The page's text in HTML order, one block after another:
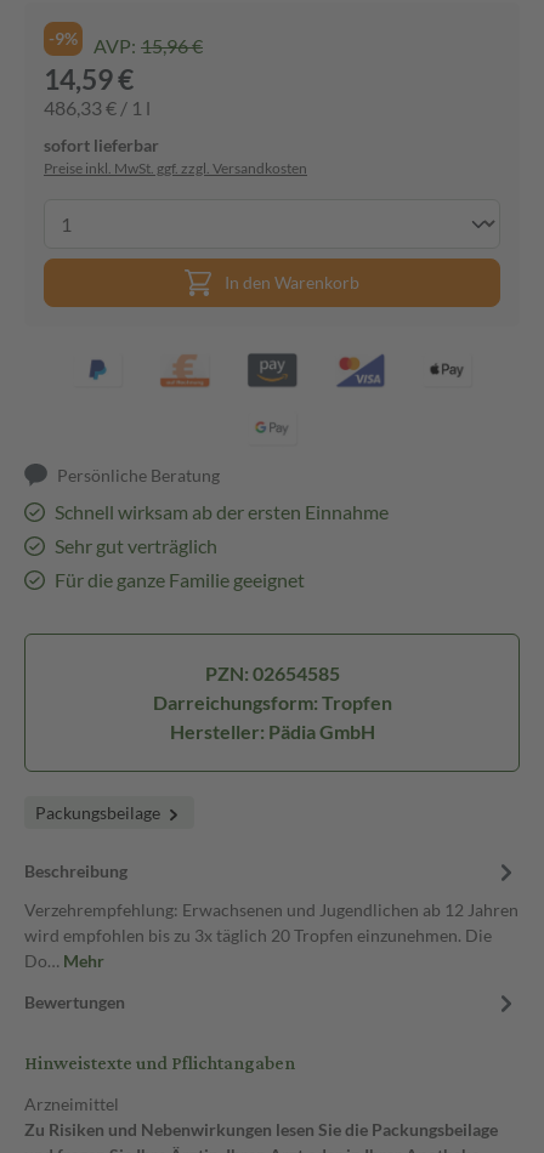
-9% AVP: 15,96 €
14,59 €
486,33 € / 1 l
sofort lieferbar
Preise inkl. MwSt. ggf. zzgl. Versandkosten
In den Warenkorb
Persönliche Beratung
Schnell wirksam ab der ersten Einnahme
Sehr gut verträglich
Für die ganze Familie geeignet
PZN: 02654585
Darreichungsform: Tropfen
Hersteller: Pädia GmbH
Packungsbeilage
Beschreibung
Verzehrempfehlung: Erwachsenen und Jugendlichen ab 12 Jahren
wird empfohlen bis zu 3x täglich 20 Tropfen einzunehmen. Die
Do… Mehr
Bewertungen
Hinweistexte und Pflichtangaben
Arzneimittel
Zu Risiken und Nebenwirkungen lesen Sie die Packungsbeilage